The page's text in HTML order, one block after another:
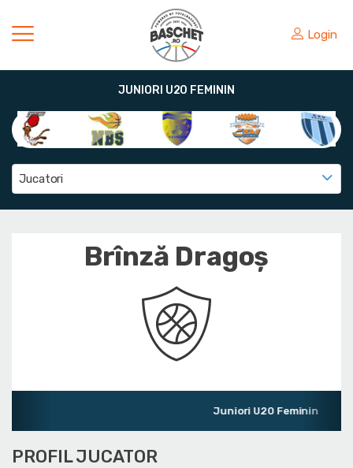
Login
JUNIORI U20 FEMININ
Jucatori
Brînză Dragoș
Juniori U20 Feminin
PROFIL JUCATOR